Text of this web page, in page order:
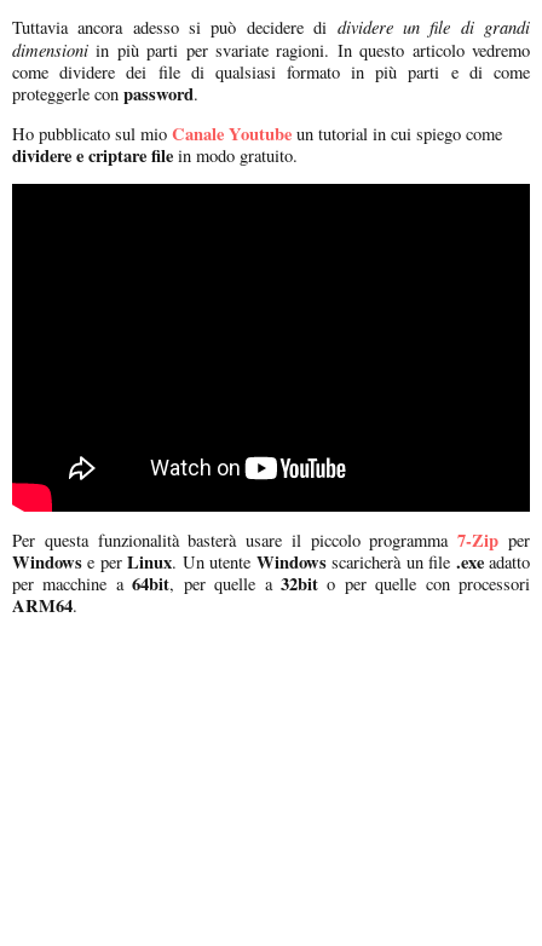
Tuttavia ancora adesso si può decidere di dividere un file di grandi
dimensioni in più parti per svariate ragioni. In questo articolo vedremo
come dividere dei file di qualsiasi formato in più parti e di come
proteggerle con password.
Ho pubblicato sul mio Canale Youtube un tutorial in cui spiego come
dividere e criptare file in modo gratuito.
Per questa funzionalità basterà usare il piccolo programma 7-Zip per
Windows e perLinux. Un utente Windowsscaricherà un file .exeadatto
per macchine a64bit, per quelle a 32bito per quelle con processori
ARM64.